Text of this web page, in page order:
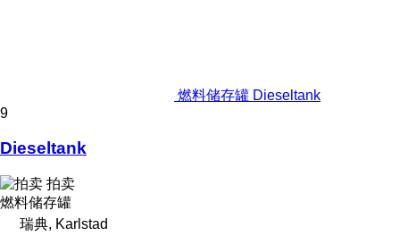
燃料储存罐 Dieseltank
9
Dieseltank
拍卖
燃料储存罐
瑞典, Karlstad